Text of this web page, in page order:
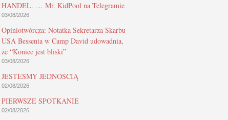
HANDEL. … Mr. KidPool na Telegramie
03/08/2026
Opiniotwórcza: Notatka Sekretarza Skarbu
USA Bessenta w Camp David udowadnia,
że “Koniec jest bliski”
03/08/2026
JESTEŚMY JEDNOŚCIĄ
02/08/2026
PIERWSZE SPOTKANIE
02/08/2026